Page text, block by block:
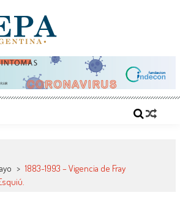
y Arte
> 1883-1993 – Vigencia de Fray